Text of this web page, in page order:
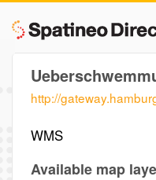
http://
WMS
Available map